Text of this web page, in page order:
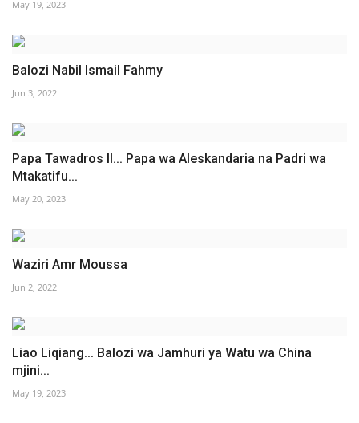
May 19, 2023
Balozi Nabil Ismail Fahmy
Jun 3, 2022
Papa Tawadros II... Papa wa Aleskandaria na Padri wa
Mtakatifu...
May 20, 2023
Waziri Amr Moussa
Jun 2, 2022
Liao Liqiang... Balozi wa Jamhuri ya Watu wa China
mjini...
May 19, 2023